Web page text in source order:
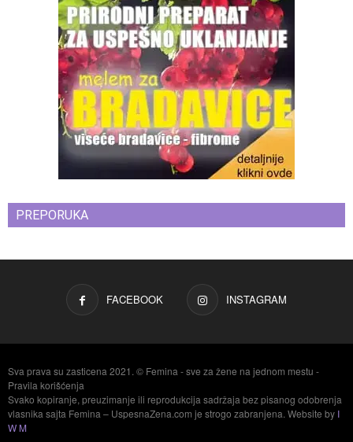
PREPORUKA
FACEBOOK INSTAGRAM
Sva prava su zasticena 2021. © Femina - sve za žene na jednom mestu -
Pravila korišćenja
Svako kopiranje, preuzimanje ili reprodukcija sadržaja bez pisanog odobrenja
vlasnika sajta Femina – UspesnaZena.com je strogo zabranjena. Website by I
W M